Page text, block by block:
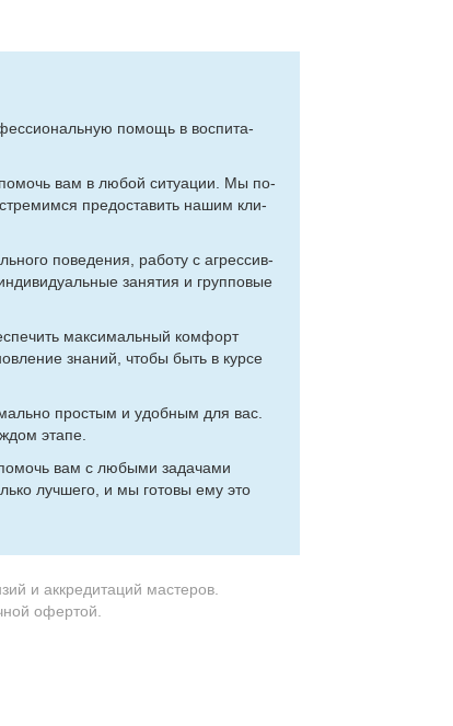
по­мощь в вос­пи­та­
вам в лю­бой си­ту­а­ции. Мы по­
предо­ста­вить на­шим кли­
по­ве­де­ния, ра­бо­ту с агрес­сив­
за­ня­тия и груп­по­вые
мак­си­маль­ный ком­форт
зна­ний, чтобы быть в кур­се
про­стым и удоб­ным для вас.
эта­пе.
по­мочь вам с лю­бы­ми за­да­ча­ми
луч­ше­го, и мы го­то­вы ему это
и аккредитаций мастеров.
офертой.